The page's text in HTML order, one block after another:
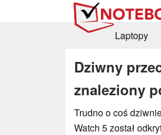
Laptopy
Dziwny
znaleziony
Trudno o coś
Watch 5 został